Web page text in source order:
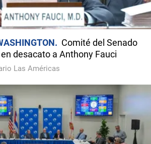
Comité del Senado
desacato a Anthony Fauci
Las Américas